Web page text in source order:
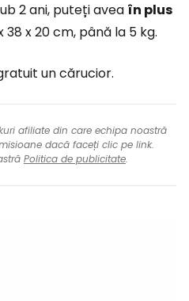
2 ani, puteți avea în plus
38 x 20 cm, până la 5 kg.
un cărucior.
afiliate din care echipa noastră
dacă faceți clic pe link.
Politica de publicitate.